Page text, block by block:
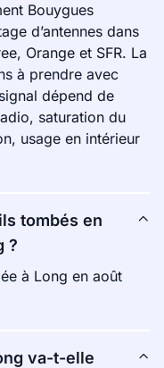
Bouygues
d’antennes dans
Orange et SFR. La
à prendre avec
dépend de
saturation du
usage en intérieur
tombés en
?
à Long en août
va-t-elle